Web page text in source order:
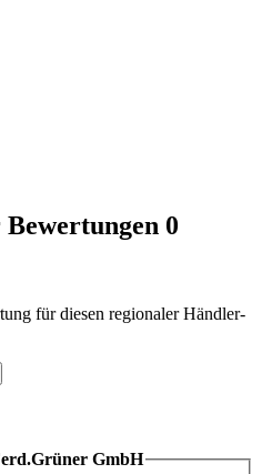
0
für diesen regionaler Händler-
GmbH